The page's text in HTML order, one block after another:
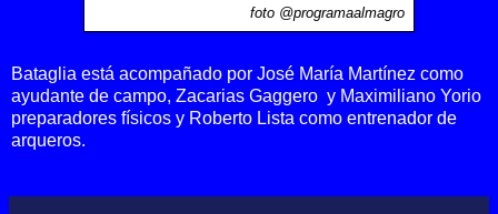
foto @programaalmagro
Bataglia está acompañado por José María Martínez como
ayudante de campo, Zacarias Gaggero y Maximiliano Yorio
preparadores físicos y Roberto Lista como entrenador de
arqueros.